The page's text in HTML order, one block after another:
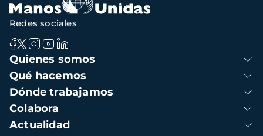
Navegación
principal
Quienes somos
Qué hacemos
Dónde trabajamos
Colabora
Actualidad
Redes sociales